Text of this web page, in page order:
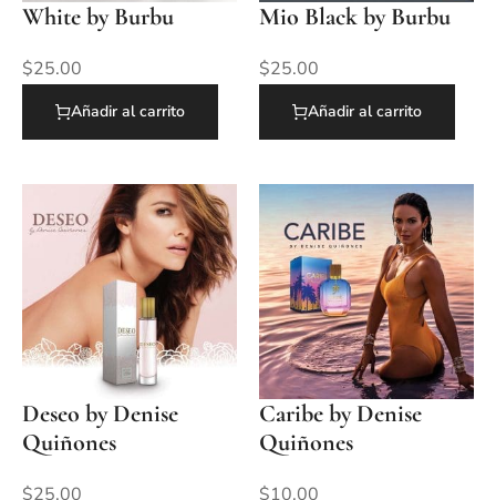
White by Burbu
$25.00
Añadir al carrito
Mio Black by Burbu
$25.00
Añadir al carrito
Deseo by Denise
Quiñones
$25.00
Caribe by Denise
Quiñones
$10.00